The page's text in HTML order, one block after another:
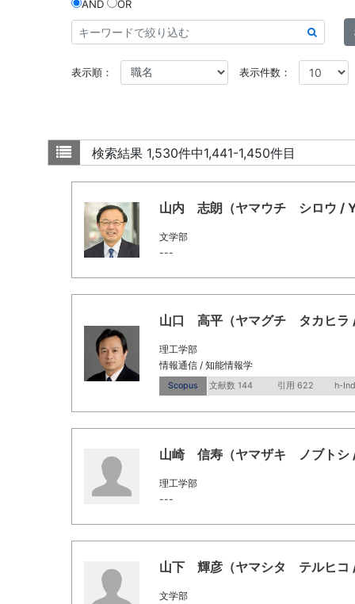
AND OR
表示順： 表示件数：
検索結果 1,530件中1,441-1,450件目
山内 志朗（ヤマウチ シロウ /
文学部
---
山口 高平（ヤマグチ タカヒラ
理工学部
情報通信 / 知能情報学
Scopus 文献数 144 引用 622 h-
山崎 信寿（ヤマザキ ノブトシ
理工学部
---
山下 輝彦（ヤマシタ テルヒコ
文学部